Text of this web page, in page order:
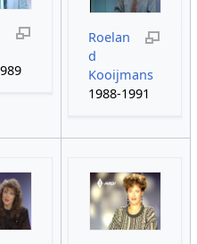
Roelan
d
Kooijmans
1988-1991